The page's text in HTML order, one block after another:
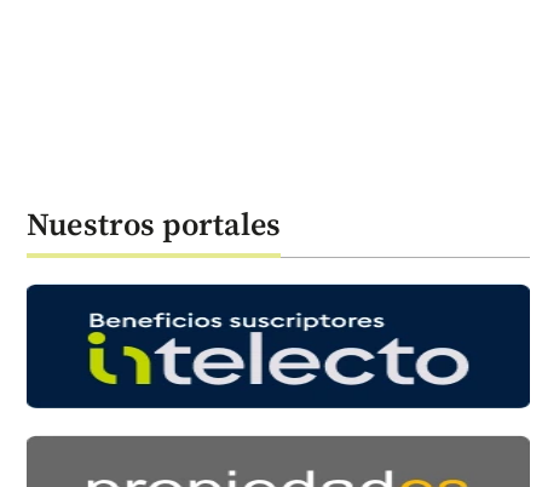
Nuestros portales